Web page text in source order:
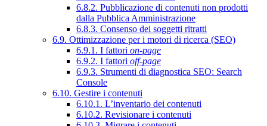
6.8.2. Pubblicazione di contenuti non prodotti
dalla Pubblica Amministrazione
6.8.3. Consenso dei soggetti ritratti
6.9. Ottimizzazione per i motori di ricerca (SEO)
6.9.1. I fattori on-page
6.9.2. I fattori off-page
6.9.3. Strumenti di diagnostica SEO: Search
Console
6.10. Gestire i contenuti
6.10.1. L’inventario dei contenuti
6.10.2. Revisionare i contenuti